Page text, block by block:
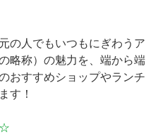
の人でもいつもにぎわうア
略称）の魅力を、端から端
おすすめショップやランチ
す！
☆